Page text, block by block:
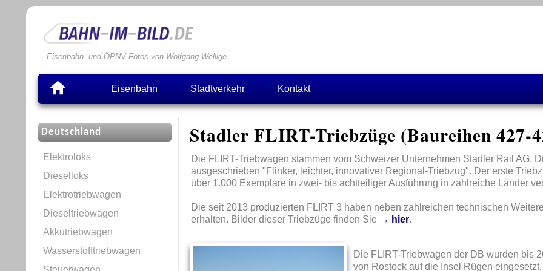
Eisenbahn- und ÖPNV-Fotos von Wolfgang Wellige
Eisenbahn Stadtverkehr Kontakt
Deutschland
Elektroloks
Dieselloks
Elektrotriebwagen
Dieseltriebwagen
Akkutriebwagen
Wasserstofftriebwagen
Stadler FLIRT-Triebzüge (Baureihen 427-
Die FLIRT-Triebwagen stammen vom Schweizer Unternehmen Stadler Rail AG.
ausgeschrieben "Flinker, leichter, innovativer Regional-Triebzug". Der erste
über 1.000 Exemplare in zwei- bis achtteiliger Ausführung in zahlreiche Länder
Die seit 2013 produzierten FLIRT 3 haben neben zahlreichen technischen
erhalten. Bilder dieser Triebzüge finden Sie → hier.
Die FLIRT-Triebwagen der DB wurden bis
von Rostock auf die Insel Rügen